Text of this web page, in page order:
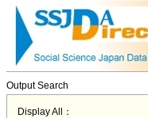
Output Search
Display All：